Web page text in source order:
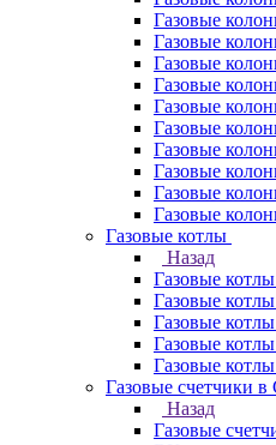
Газовые
Газовые
Газовые
Газовые
Газовые
Газовые
Газовые
Газовые
Газовые
Газовые
Газовые котлы
Назад
Газовые котлы
Газовые
Газовые
Газовые
Газовые
Газовые счетчики в
Назад
Газовые